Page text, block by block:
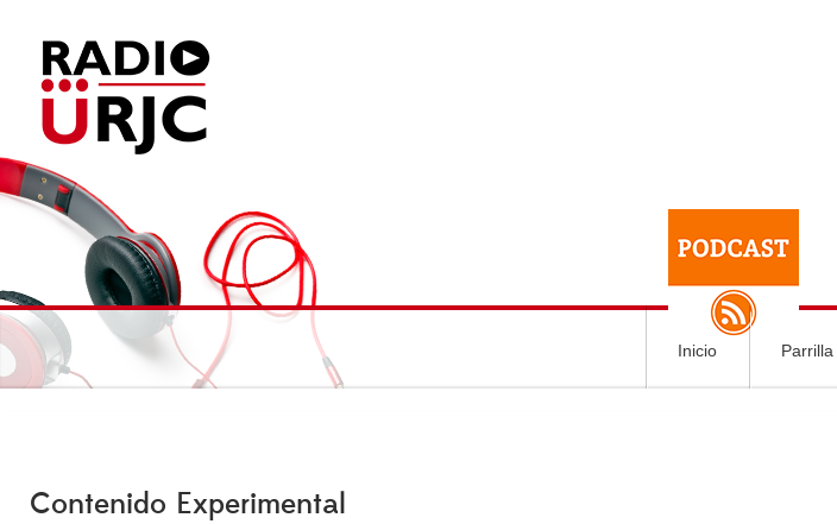
Inicio Parrilla
Contenido Experimental